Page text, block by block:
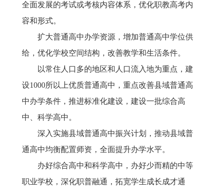
全面发展的考试或考核内容体系，优化职教高考内
容和形式。
扩大普通高中办学资源，增加普通高中学位供
给，优化学校空间结构，改善教学和生活条件。
以常住人口多的地区和人口流入地为重点，建
设1000所以上优质普通高中，重点改善县域普通高
中办学条件，推进标准化建设，建设一批综合高
中、科学高中。
深入实施县域普通高中振兴计划，推动县域普
通高中均衡配置师资，全面提升办学水平。
办好综合高中和科学高中，办好少而精的中等
职业学校，深化职普融通，拓宽学生成长成才通